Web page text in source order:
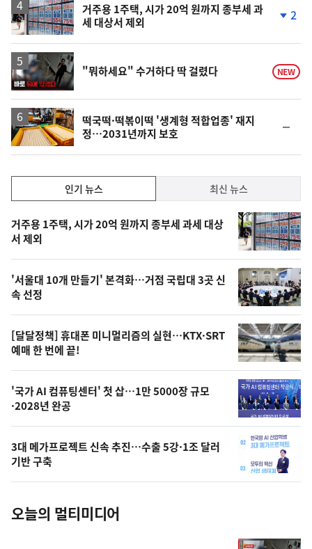
거주용 1주택, 시가 20억 원까지 종부세 과
세 대상서 제외
계
락
2
영
상
"뭐하세요" 수거하다 딱 걸렸다 NEW
떡국떡·떡볶이떡 '생계형 적합업종' 재지
정…2031년까지 보호
일
기,
최
신,
오
늘
의
영
상
오
늘
의
사
진
인기 뉴스 최신 뉴스
기
뉴
스
거주용 1주택, 시가 20억 원까지 종부세 과세 대상
서 제외
'서울대 10개 만들기' 본격화…거점 국립대 3곳 신
속 선정
[달달정책] 휴대폰 미니멀리즘의 실현…KTX·SRT
예매 한 번에 끝!
'국가 AI 컴퓨팅센터' 첫 삽…1만 5000장 규모
·2028년 완공
3대 메가프로젝트 신속 추진…수출 5강·1조 달러
기반 구축
오늘의 멀티미디어